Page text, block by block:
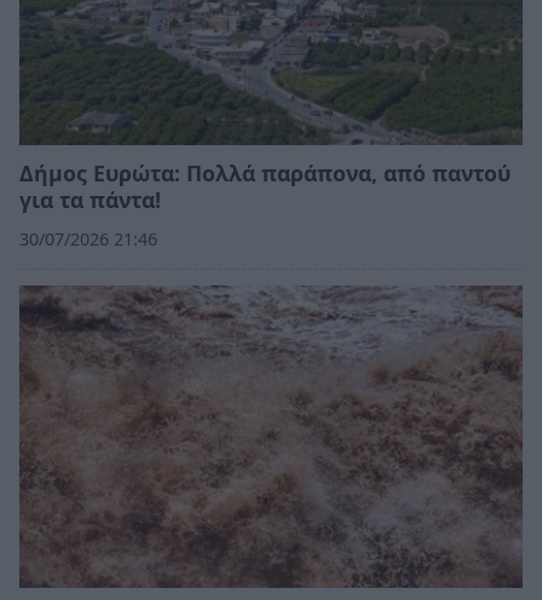
Δήμος Ευρώτα: Πολλά παράπονα, από παντού
για τα πάντα!
30/07/2026 21:46